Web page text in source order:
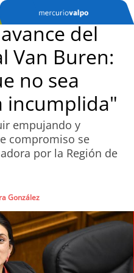
del
Van Buren:
no sea
incumplida"
empujando y
compromiso se
por la Región de
González